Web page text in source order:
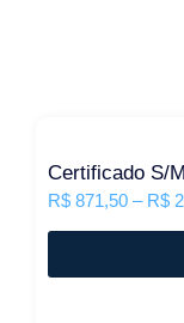
Certificado S/
R$ 871,50 – R$